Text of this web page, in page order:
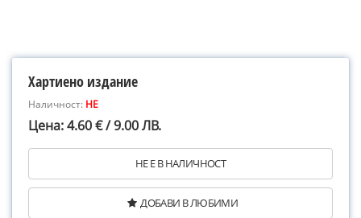
Хартиено издание
Наличност: НЕ
Цена: 4.60 € / 9.00 ЛВ.
НЕ Е В НАЛИЧНОСТ
ДОБАВИ В ЛЮБИМИ